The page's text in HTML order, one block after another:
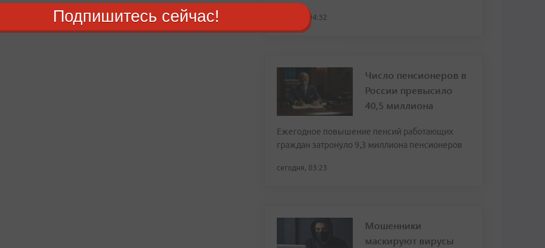
сегодня, 04:32
Число пенсионеров в
России превысило
40,5 миллиона
Ежегодное повышение пенсий работающих
граждан затронуло 9,3 миллиона пенсионеров
сегодня, 03:23
Мошенники
маскируют вирусы
Подпишитесь сейчас!